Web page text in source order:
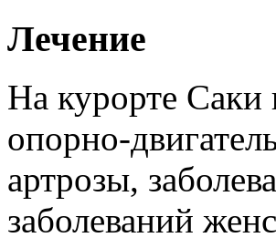
Лечение
На курорте Саки
опорно-
артрозы,
заболеваний